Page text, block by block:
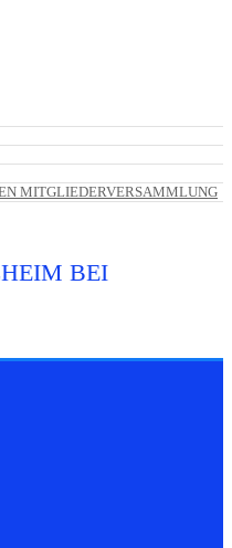
MITGLIEDERVERSAMMLUNG
BEI